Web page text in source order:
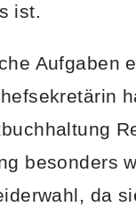
ist.
Aufgaben
besonders
da